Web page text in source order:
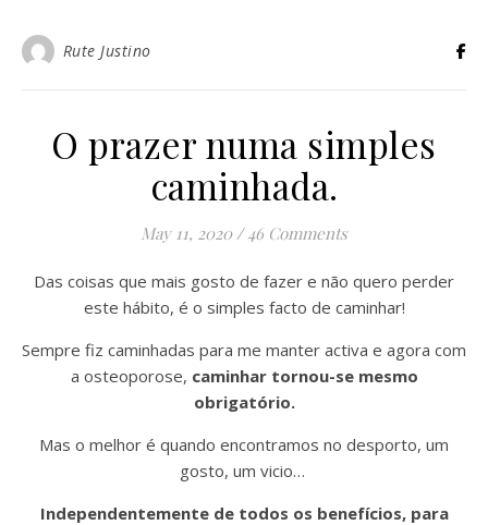
Rute Justino
O prazer numa simples
caminhada.
May 11, 2020 / 46 Comments
Das coisas que mais gosto de fazer e não quero perder
este hábito, é o simples facto de caminhar!
Sempre fiz caminhadas para me manter activa e agora com
a osteoporose, caminhar tornou-se mesmo
obrigatório.
Mas o melhor é quando encontramos no desporto, um
gosto, um vicio…
Independentemente de todos os benefícios, para